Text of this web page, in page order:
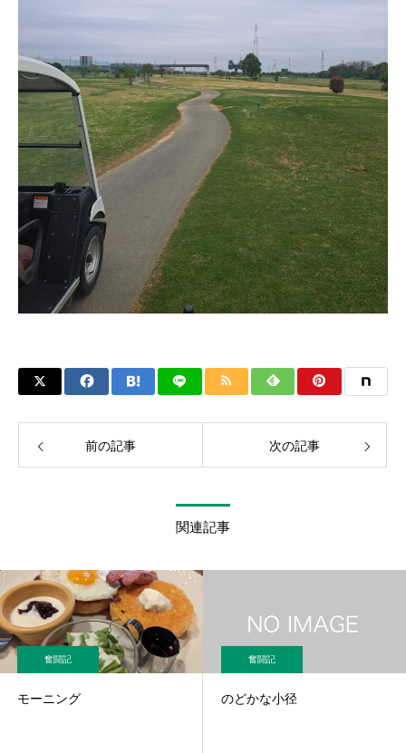
前の記事 次の記事
関連記事
奮闘記
モーニング
奮闘記
のどかな小径